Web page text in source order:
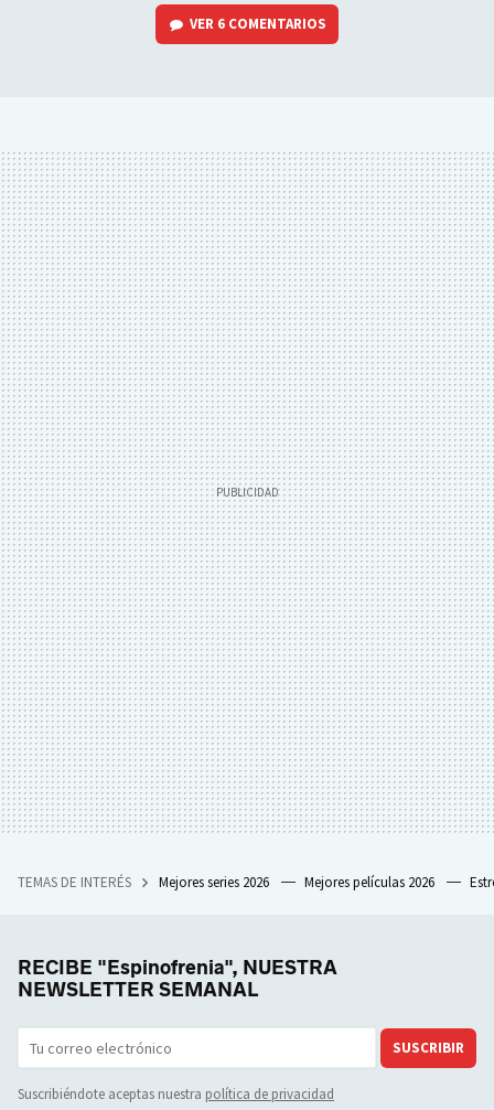
VER 6 COMENTARIOS
TEMAS DE INTERÉS Mejores series 2026 Mejores películas 2026
RECIBE "Espinofrenia", NUESTRA
NEWSLETTER SEMANAL
SUSCRIBIR
Suscribiéndote aceptas nuestra política de privacidad